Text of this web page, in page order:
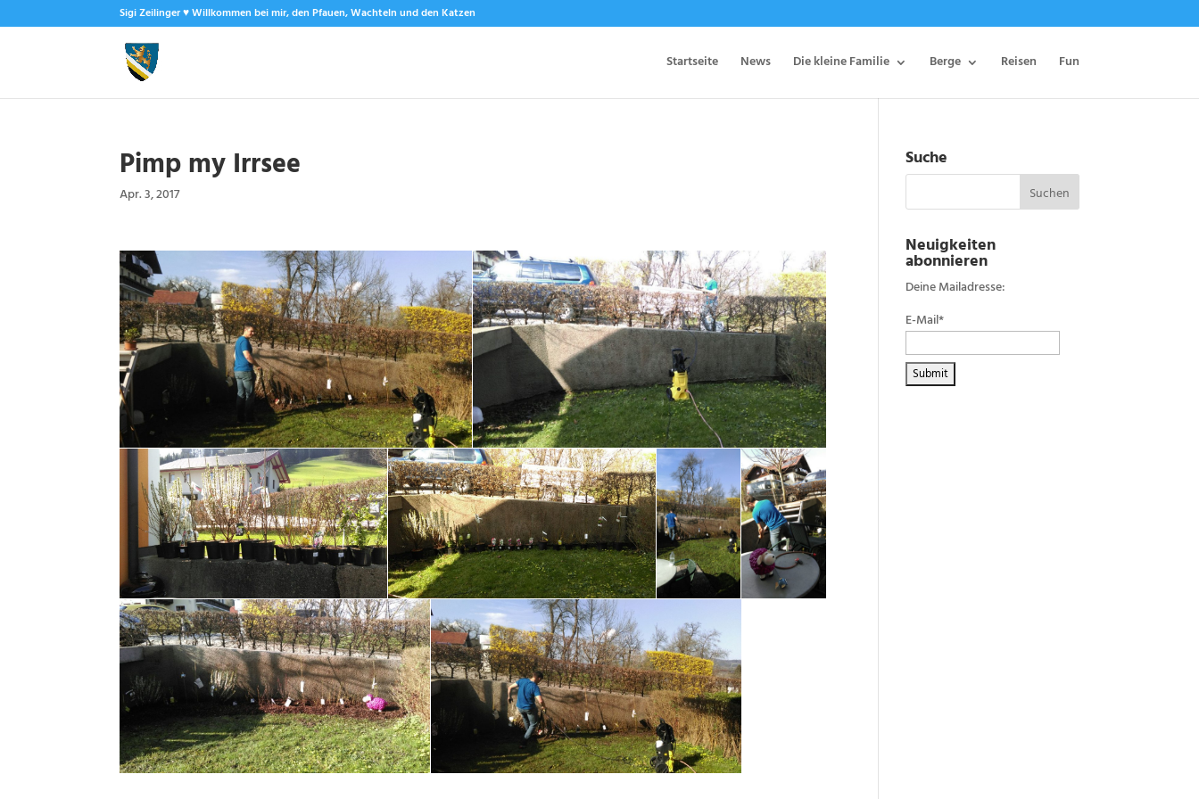
Sigi Zeilinger ♥ Willkommen bei mir, den Pfauen, Wachteln und den Katzen
Startseite News Die kleine Familie Berge Reisen Fun
Pimp my Irrsee
Apr. 3, 2017
Suche
Neuigkeiten
abonnieren
Deine Mailadresse:
E-Mail*